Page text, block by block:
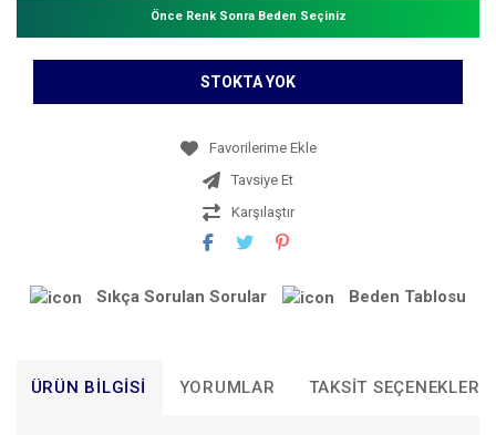
Önce Renk Sonra Beden Seçiniz
STOKTA YOK
Tavsiye Et
Karşılaştır
Sıkça Sorulan Sorular Beden Tablosu
ÜRÜN BILGISI YORUMLAR TAKSIT SEÇENEKLERI